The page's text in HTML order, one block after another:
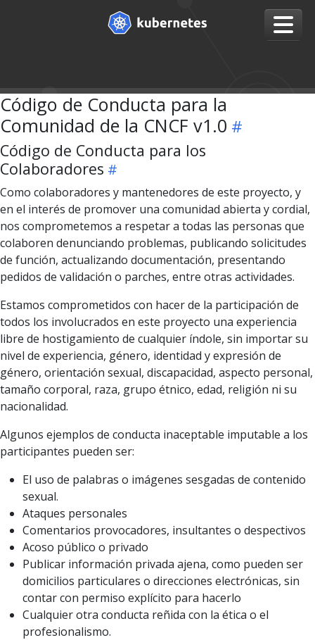
Código de Conducta para la
Comunidad de la CNCF v1.0
Código de Conducta para los
Colaboradores
Como colaboradores y mantenedores de este proyecto, y
en el interés de promover una comunidad abierta y cordial,
nos comprometemos a respetar a todas las personas que
colaboren denunciando problemas, publicando solicitudes
de función, actualizando documentación, presentando
pedidos de validación o parches, entre otras actividades.
Estamos comprometidos con hacer de la participación de
todos los involucrados en este proyecto una experiencia
libre de hostigamiento de cualquier índole, sin importar su
nivel de experiencia, género, identidad y expresión de
género, orientación sexual, discapacidad, aspecto personal,
tamaño corporal, raza, grupo étnico, edad, religión ni su
nacionalidad.
Algunos ejemplos de conducta inaceptable imputable a los
participantes pueden ser:
El uso de palabras o imágenes sesgadas de contenido
sexual.
Ataques personales
Comentarios provocadores, insultantes o despectivos
Acoso público o privado
Publicar información privada ajena, como pueden ser
domicilios particulares o direcciones electrónicas, sin
contar con permiso explícito para hacerlo
Cualquier otra conducta reñida con la ética o el
profesionalismo.